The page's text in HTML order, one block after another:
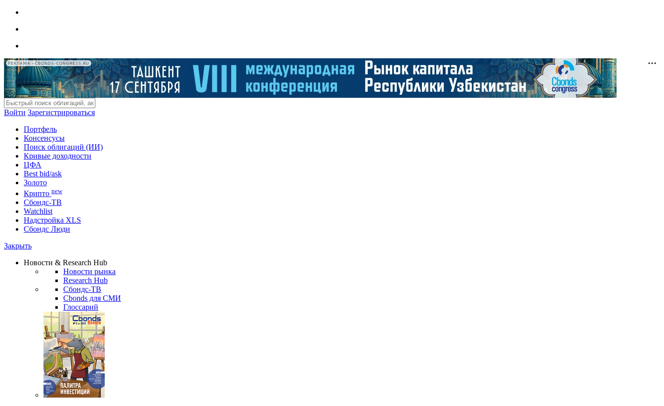
РЕКЛАМА • CBONDS-CONGRESS.RU
Войти Зарегистрироваться
Портфель
Консенсусы
Поиск облигаций (ИИ)
Кривые доходности
ЦФА
Best bid/ask
Золото
Крипто new
Сбондс-ТВ
Watchlist
Надстройка XLS
Сбондс Люди
Закрыть
Новости & Research Hub
Новости рынка
Research Hub
Сбондс-ТВ
Cbonds для СМИ
Глоссарий